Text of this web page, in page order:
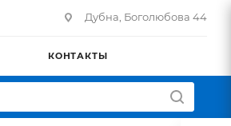
Дубна, Боголюбова 44
КОНТАКТЫ